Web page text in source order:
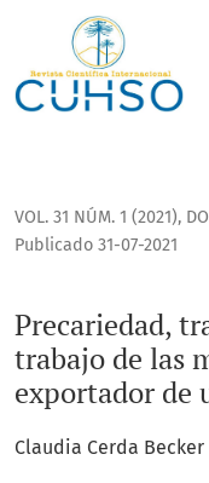
Precariedad,
VOL. 31 NÚM. 1 (2021),
Precariedad,
trabajo de las
exportador de
Publicado 31-07-2021
Claudia Cerda Becker